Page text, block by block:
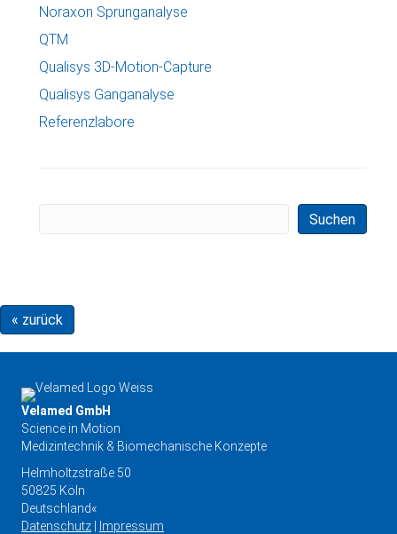
Noraxon Sprunganalyse
QTM
Qualisys 3D-Motion-Capture
Qualisys Ganganalyse
Referenzlabore
Suchen
« zurück
Velamed GmbH
Science in Motion
Medizintechnik & Biomechanische Konzepte
Helmholtzstraße 50
50825 Köln
Deutschland«
Datenschutz
Impressum